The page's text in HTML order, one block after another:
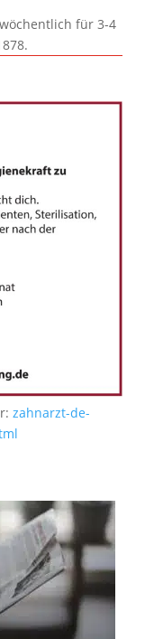
für 3-4
zahnarzt-de-